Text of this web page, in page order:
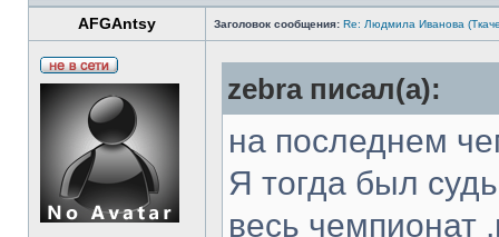
AFGAntsy Заголовок сообщения: Re: Людмила Иванова
zebra писал(а):
на последнем
Я тогда был
весь чемпионат